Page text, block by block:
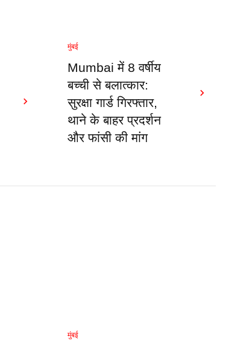
मुंबई
Mumbai में 8 वर्षीय
बच्ची से बलात्कार:
सुरक्षा गार्ड गिरफ्तार,
थाने के बाहर प्रदर्शन
और फांसी की मांग
मुंबई